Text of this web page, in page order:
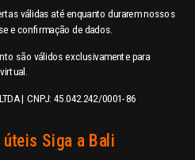
válidas até enquanto durarem nossos
e confirmação de dados.
são válidos exclusivamente para
| CNPJ: 45.042.242/0001-86
úteis Siga a Bali